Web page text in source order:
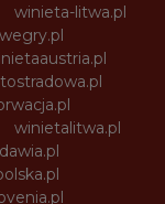
winieta-litwa.pl
winietalitwa.pl